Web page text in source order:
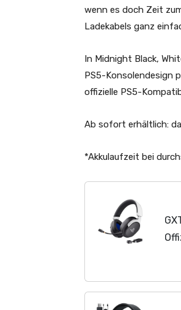
wenn es doch Zeit
Ladekabels ganz
In Midnight Black,
PS5-Konsolendesign
offizielle PS5-
Ab sofort erhältlich:
*Akkulaufzeit bei